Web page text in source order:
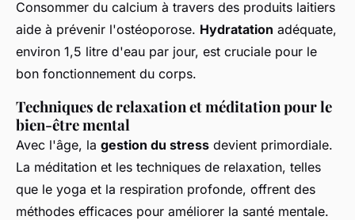
Consommer du calcium à travers des produits laitiers
aide à prévenir l'ostéoporose. Hydratation adéquate,
environ 1,5 litre d'eau par jour, est cruciale pour le
bon fonctionnement du corps.
Techniques de relaxation et méditation pour le
bien-être mental
Avec l'âge, la gestion du stress devient primordiale.
La méditation et les techniques de relaxation, telles
que le yoga et la respiration profonde, offrent des
méthodes efficaces pour améliorer la santé mentale.